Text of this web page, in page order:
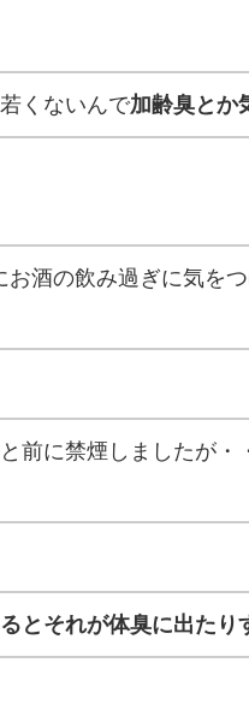
くないんで加齢臭とか
酒の飲み過ぎに気を
前に禁煙しましたが・
とそれが体臭に出たり